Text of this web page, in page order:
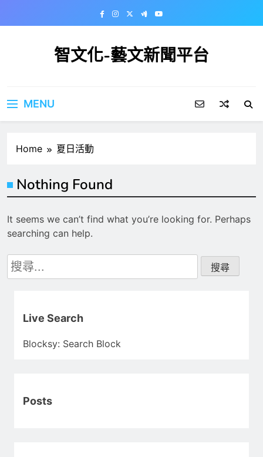
智文化-藝文新聞平台
MENU
Home 夏日活動
Nothing Found
It seems we can’t find what you’re looking for. Perhaps
searching can help.
搜
尋
Live Search
Blocksy: Search Block
Posts